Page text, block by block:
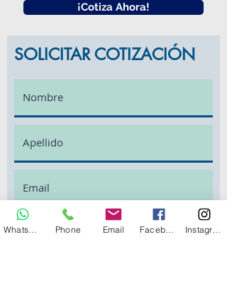
¡Cotiza Ahora!
SOLICITAR COTIZACIÓN
Phone Email